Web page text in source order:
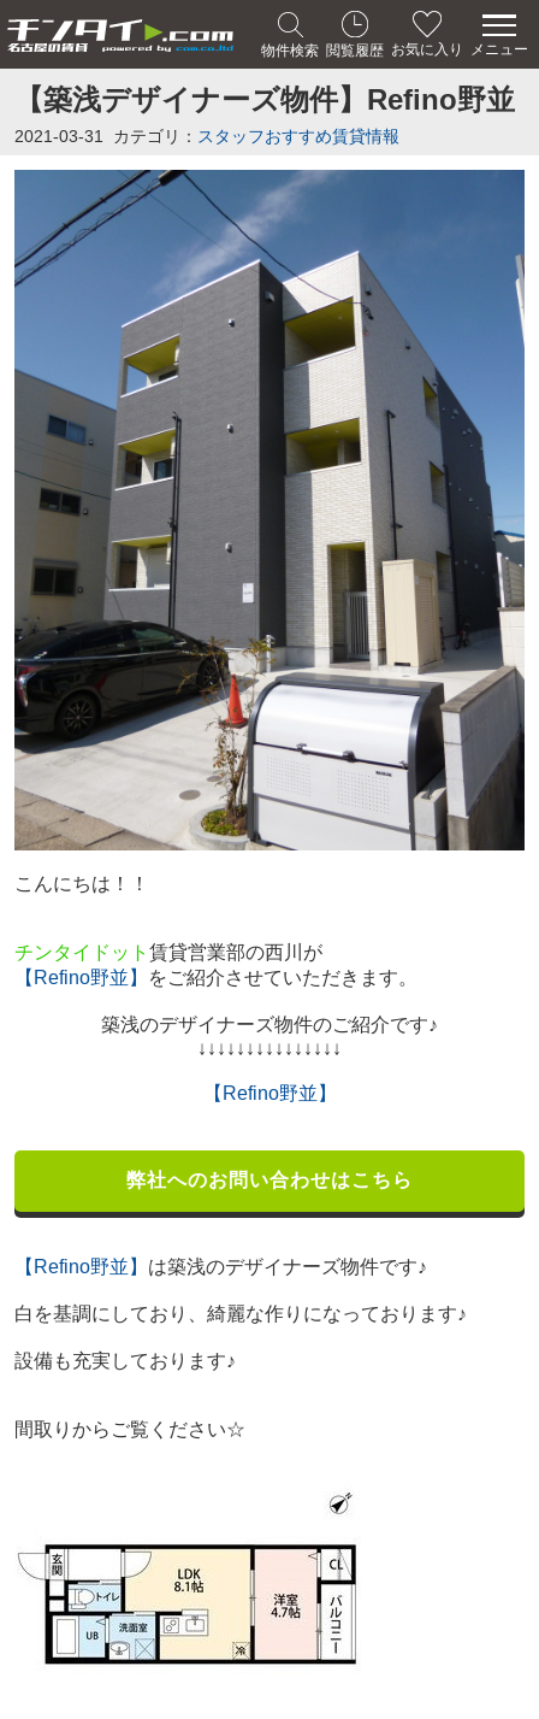
物件検索 閲覧履歴 お気に入り メニュー
【築浅デザイナーズ物件】Refino野並
2021-03-31 カテゴリ： スタッフおすすめ賃貸情報
こんにちは！！
チンタイドット 賃貸営業部の西川が
【Refino野並】
をご紹介させていただきます。
築浅のデザイナーズ物件のご紹介です♪
↓↓↓↓↓↓↓↓↓↓↓↓↓↓↓
【Refino野並】
弊社へのお問い合わせはこちら
【Refino野並】 は築浅のデザイナーズ物件です♪
白を基調にしており、綺麗な作りになっております♪
設備も充実しております♪
間取りからご覧ください☆